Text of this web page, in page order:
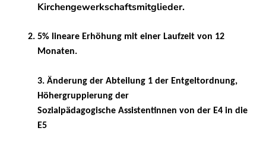
Kirchengewerkschaftsmitglieder.
5% lineare Erhöhung mit einer Laufzeit von 12
Monaten.
3. Änderung der Abteilung 1 der Entgeltordnung,
Höhergruppierung der
Sozialpädagogische Assistentinnen von der E4 in die
E5